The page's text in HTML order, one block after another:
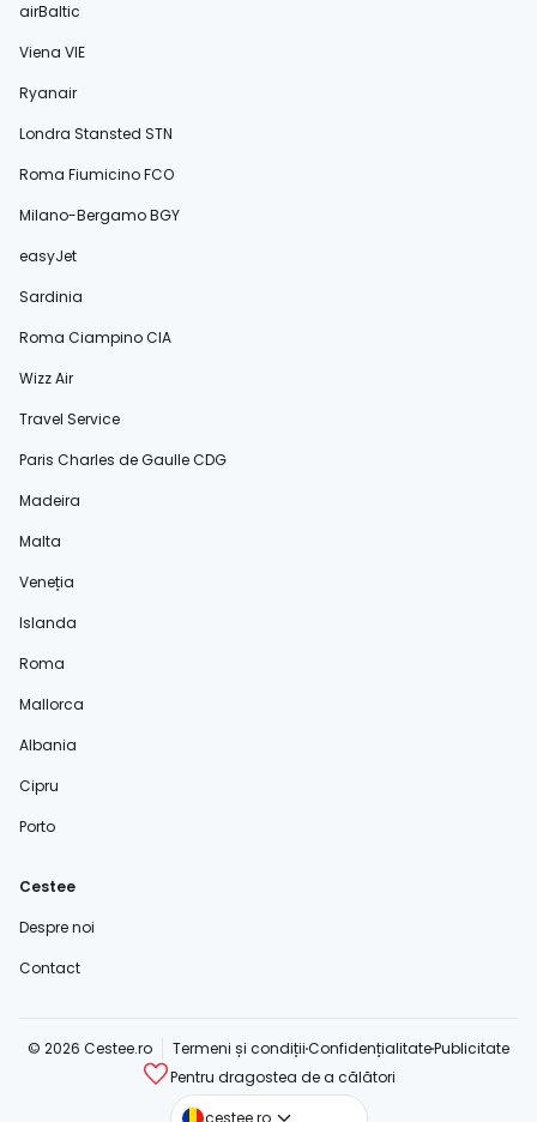
airBaltic
Viena VIE
Ryanair
Londra Stansted STN
Roma Fiumicino FCO
Milano-Bergamo BGY
easyJet
Sardinia
Roma Ciampino CIA
Wizz Air
Travel Service
Paris Charles de Gaulle CDG
Madeira
Malta
Veneția
Islanda
Roma
Mallorca
Albania
Cipru
Porto
Cestee
Despre noi
Contact
© 2026 Cestee.ro Termeni și condițiiConfidențialitatePublicitate
Pentru dragostea de a călători
cestee.ro
cestee.com